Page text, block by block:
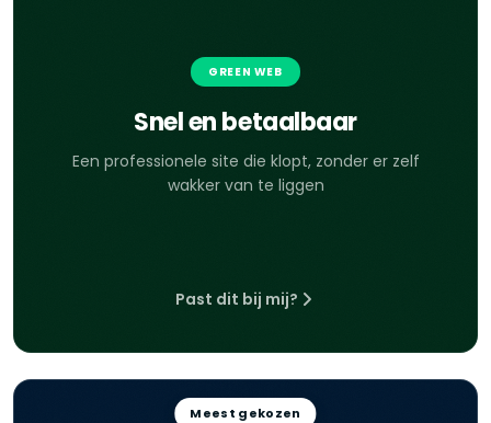
GREEN WEB
Snel en betaalbaar
Een professionele site die klopt, zonder er zelf
wakker van te liggen
Past dit bij mij?
Meest gekozen